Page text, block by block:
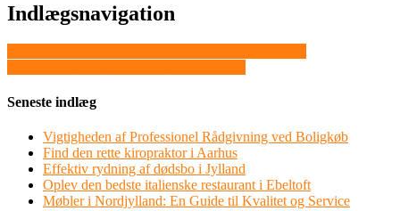
Indlægsnavigation
Seneste indlæg
Vigtigheden af Professionel Rådgivning ved Boligkøb
Find den rette kiropraktor i Aarhus
Effektiv rydning af dødsbo i Jylland
Oplev den bedste italienske restaurant i Ebeltoft
Møbler i Nordjylland: En Guide til Kvalitet og Service